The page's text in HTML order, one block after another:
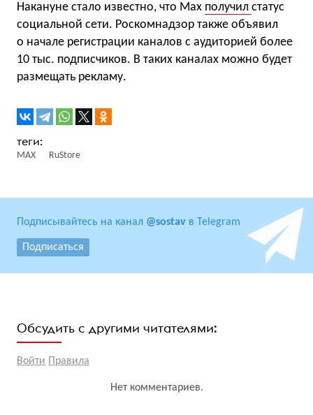
Накануне стало известно, что Max получил статус
социальной сети. Роскомнадзор также объявил
о начале регистрации каналов с аудиторией более
10 тыс. подписчиков. В таких каналах можно будет
размещать рекламу.
MAX RuStore
Подписывайтесь на канал @sostav в Telegram
Подписаться
Обсудить с другими читателями:
Войти Правила
Нет комментариев.